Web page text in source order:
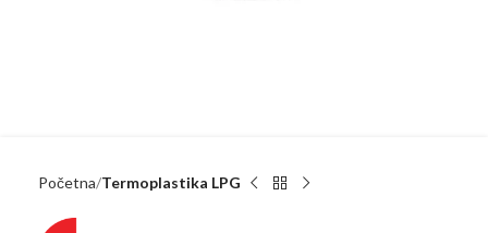
Početna Termoplastika LPG